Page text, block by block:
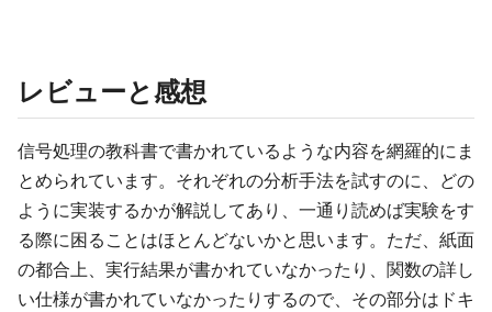
レビューと感想
信号処理の教科書で書かれているような内容を網羅的にま
とめられています。それぞれの分析手法を試すのに、どの
ように実装するかが解説してあり、一通り読めば実験をす
る際に困ることはほとんどないかと思います。ただ、紙面
の都合上、実行結果が書かれていなかったり、関数の詳し
い仕様が書かれていなかったりするので、その部分はドキ